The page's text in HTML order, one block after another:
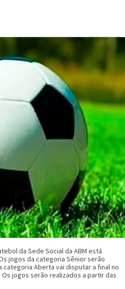
da Sede Social da ABM está
jogos da categoria Sênior serão
categoria Aberta vai disputar a final no
Os jogos serão realizados a partir das